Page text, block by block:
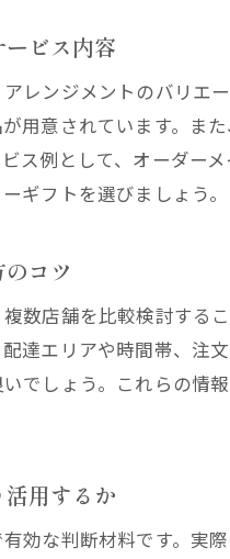
芦
花
配達可
花
芦
花
花屋配
花
ビス内容
レンジメントのバリエ
用意されています。ま
ス例として、オーダー
ギフトを選びましょう。
コツ
数店舗を比較検討する
達エリアや時間帯、注
でしょう。これらの情
用するか
効な判断材料です。実